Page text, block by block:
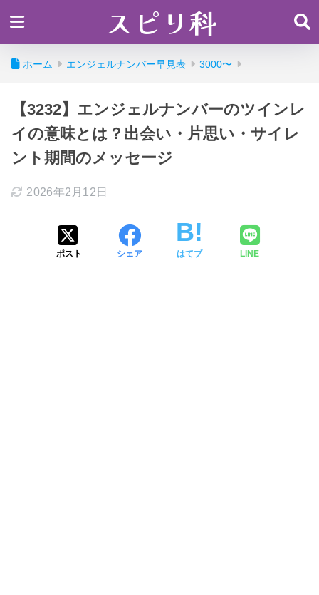
スピリ科
ホーム エンジェルナンバー早見表 3000〜
【3232】エンジェルナンバーのツインレ
イの意味とは？出会い・片思い・サイレ
ント期間のメッセージ
2026年2月12日
ポスト シェア はてブ LINE